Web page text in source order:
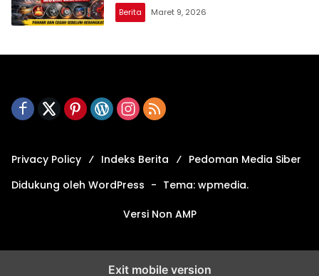
Berita Maret 9, 2026
Privacy Policy Indeks Berita
Pedoman Media Siber
Didukung oleh WordPress - Tema: wpmedia.
Versi Non AMP
Exit mobile version